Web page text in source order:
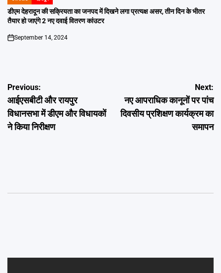
POSTED
IN
डीएम देहरादून की सक्रियता का जनपद में दिखने लगा प्रत्यक्ष असर, तीन दिन के भीतर
तैयार हो जाएंगे 2 नए दवाई वितरण कांउटर
on
September 14, 2024
Post
navigation
Previous:
आईएसबीटी और रायपुर
विधानसभा में डीएम और विधायकों
ने किया निरीक्षण
Next:
नए आपराधिक कानूनों पर पांच
दिवसीय प्रशिक्षण कार्यक्रम का
समापन